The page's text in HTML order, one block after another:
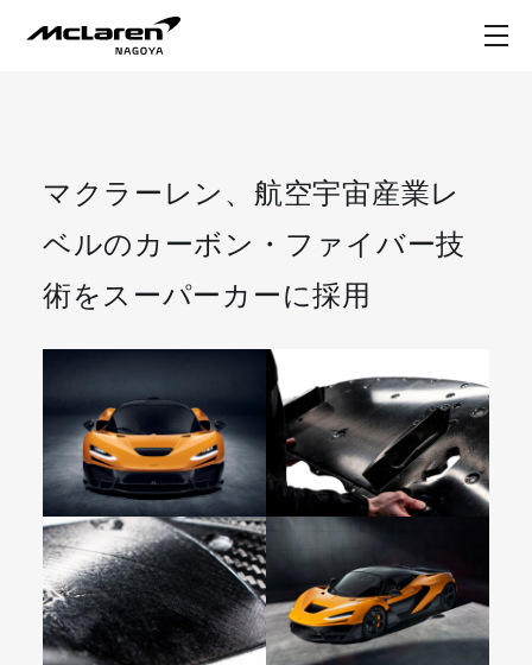
マクラーレン、航空宇宙産業レ
ベルのカーボン・ファイバー技
術をスーパーカーに採用